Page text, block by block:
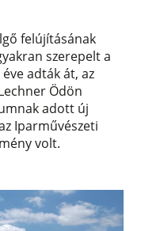
felújításának
szerepelt a
adták át, az
Ödön
adott új
Iparművészeti
volt.